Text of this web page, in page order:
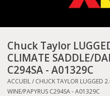
Converse
Kickers
Birkenstock
Chuck Taylor
CLIMATE SADDLE/
C294SA - A01329C
ACCUEIL/ CHUCK TAYLOR LUGGED
WINE/PAPYRUS C294SA - A01329C